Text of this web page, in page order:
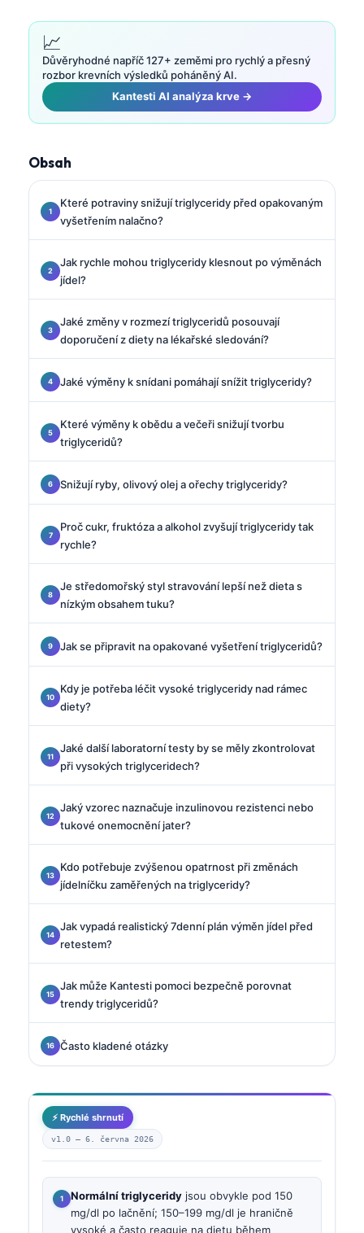
📈
Důvěryhodné napříč 127+ zeměmi pro rychlý a přesný
rozbor krevních výsledků poháněný AI.
Kantesti AI analýza krve →
Obsah
Které potraviny snižují triglyceridy před opakovaným
vyšetřením nalačno?
Jak rychle mohou triglyceridy klesnout po výměnách
jídel?
Jaké změny v rozmezí triglyceridů posouvají
doporučení z diety na lékařské sledování?
Jaké výměny k snídani pomáhají snížit triglyceridy?
Které výměny k obědu a večeři snižují tvorbu
triglyceridů?
Snižují ryby, olivový olej a ořechy triglyceridy?
Proč cukr, fruktóza a alkohol zvyšují triglyceridy tak
rychle?
Je středomořský styl stravování lepší než dieta s
nízkým obsahem tuku?
Jak se připravit na opakované vyšetření triglyceridů?
Kdy je potřeba léčit vysoké triglyceridy nad rámec
diety?
Jaké další laboratorní testy by se měly zkontrolovat
při vysokých triglyceridech?
Jaký vzorec naznačuje inzulinovou rezistenci nebo
tukové onemocnění jater?
Kdo potřebuje zvýšenou opatrnost při změnách
jídelníčku zaměřených na triglyceridy?
Jak vypadá realistický 7denní plán výměn jídel před
retestem?
Jak může Kantesti pomoci bezpečně porovnat
trendy triglyceridů?
Často kladené otázky
⚡ Rychlé shrnutí
v1.0 — 6. června 2026
Normální triglyceridy jsou obvykle pod 150
mg/dl po lačnění; 150–199 mg/dl je hraničně
vysoké a často reaguje na dietu během